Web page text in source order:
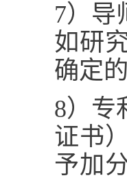
7）导
如研
确定
8）专
证书
予加